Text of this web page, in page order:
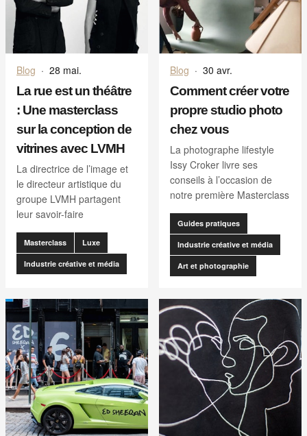
Blog · 28 mai.
La rue est un théâtre
: Une masterclass
sur la conception de
vitrines avec LVMH
La directrice de l’image et
le directeur artistique du
groupe LVMH partagent
leur savoir-faire
Masterclass Luxe
Industrie créative et média
Blog · 30 avr.
Comment créer votre
propre studio photo
chez vous
La photographe lifestyle
Issy Croker livre ses
conseils à l’occasion de
notre première Masterclass
Guides pratiques
Industrie créative et média
Art et photographie